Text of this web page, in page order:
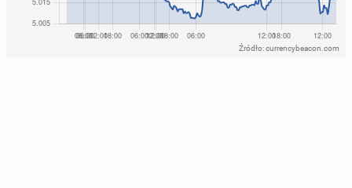
Źródło: currencybeacon.com